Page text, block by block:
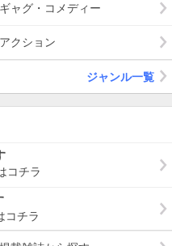
ギャグ・コメディー
アクション
ジャンル一覧
コチラ
コチラ